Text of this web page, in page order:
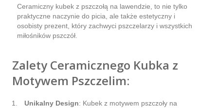
Ceramiczny kubek z pszczołą na lawendzie, to nie tylko
praktyczne naczynie do picia, ale także estetyczny i
osobisty prezent, który zachwyci pszczelarzy i wszystkich
miłośników pszczół.
Zalety Ceramicznego Kubka z
Motywem Pszczelim:
Unikalny Design: Kubek z motywem pszczoły na